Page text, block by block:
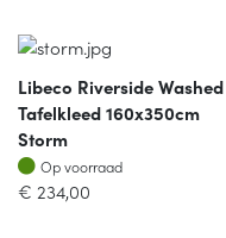
Libeco Riverside Washed
Tafelkleed 160x350cm
Storm
Op voorraad
Op voorraad
€ 234,00